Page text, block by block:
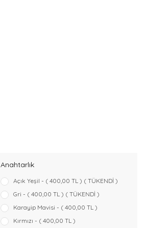
Anahtarlık
Açık Yeşil - ( 400,00 TL ) ( TÜKENDİ )
Gri - ( 400,00 TL ) ( TÜKENDİ )
Karayip Mavisi - ( 400,00 TL )
Kırmızı - ( 400,00 TL )